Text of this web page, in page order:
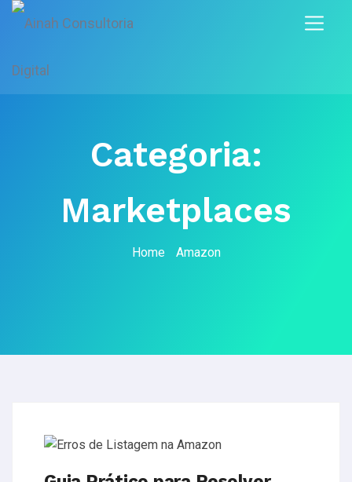
Categoria:
Marketplaces
Home Amazon